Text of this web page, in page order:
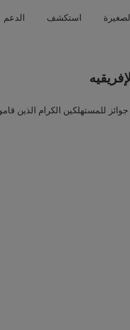
استكشف الدعم
للمستهلكين الكرام الذين